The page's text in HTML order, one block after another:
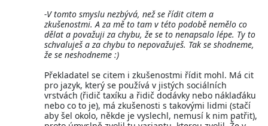
-V tomto smyslu nezbývá, než se řídit citem a
zkušenostmi. A za mě to tam v této podobě nemělo co
dělat a považuji za chybu, že se to nenapsalo lépe. Ty to
schvaluješ a za chybu to nepovažuješ. Tak se shodneme,
že se neshodneme :)
Překladatel se citem i zkušenostmi řídit mohl. Má cit
pro jazyk, který se používá v jistých sociálních
vrstvách (řidič taxíku a řidič dodávky nebo náklaďáku
nebo co to je), má zkušenosti s takovými lidmi (stačí
aby šel okolo, někde je vyslechl, nemusí k nim patřit),